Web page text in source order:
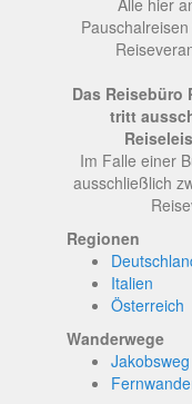
Alle hier
Das Reisebüro
tritt
Im Falle einer
ausschließlich
Regionen
Italien
Österreich
Wanderwege
Jakobsweg